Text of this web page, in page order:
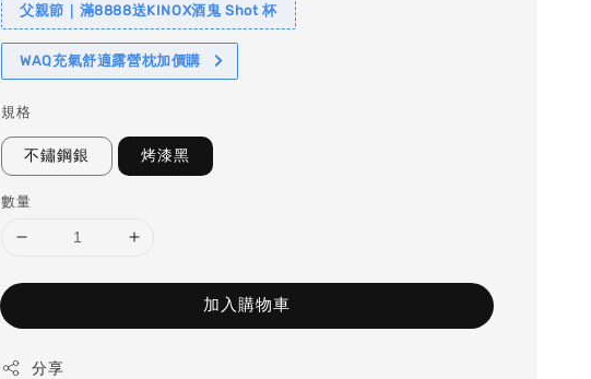
父親節｜滿8888送KINOX酒鬼 Shot 杯
WAQ充氣舒適露營枕加價購
規格
不鏽鋼銀 烤漆黑
數量
加入購物車
分享